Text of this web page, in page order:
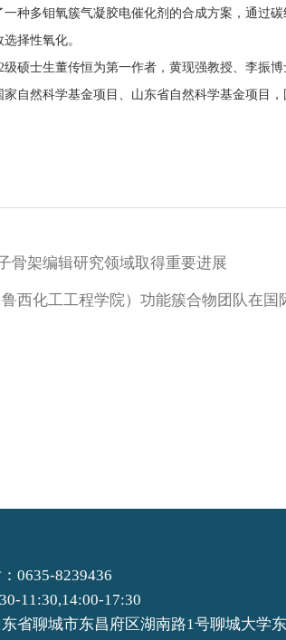
种多钼氧簇气凝胶电催化剂的合成方案，通过
择性氧化。
士生董传恒为第一作者，黄现强教授、李振
家自然科学基金项目、山东省自然科学基金项目
骨架编辑研究领域取得重要进展
鲁西化工工程学院）功能簇合物团队在
0635-8239436
11:30,14:00-17:30
省聊城市东昌府区湖南路1号聊城大学